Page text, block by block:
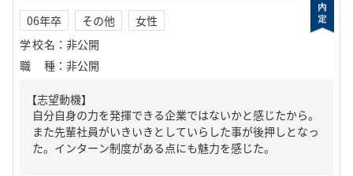
06年卒 その他
女性
学校名 ： 非公開
職種 ： 非公開
【志望動機】
自分自身の力を発揮できる企業ではないかと感じたから。
また先輩社員がいきいきとしていらした事が後押しとなっ
た。インターン制度がある点にも魅力を感じた。